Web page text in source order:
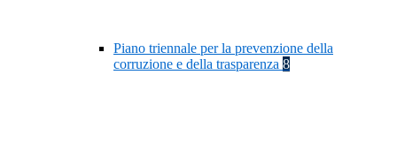
Piano triennale per la prevenzione della
corruzione e della trasparenza 8